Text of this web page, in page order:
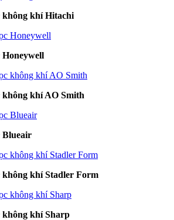
không khí Hitachi
không khí AO Smith
Blueair
không khí Stadler Form
không khí Sharp